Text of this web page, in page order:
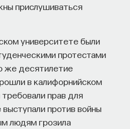
прислушиваться
университете были
протестами
же десятилетие
в калифорнийском
требовали прав для
против войны
людям грозила